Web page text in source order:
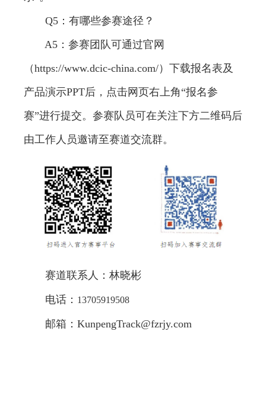
Q5：有哪些参赛途径？
A5：参赛团队可通过官网
（https://www.dcic-china.com/）下载报名表及
产品演示PPT后，点击网页右上角“报名参
赛”进行提交。参赛队员可在关注下方二维码后
由工作人员邀请至赛道交流群。
赛道联系人：林晓彬
电话： 13705919508
邮箱：KunpengTrack@fzrjy.com